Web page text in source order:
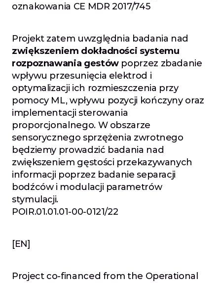
oznakowania CE MDR 2017/745
zwiększeniem dokładności systemu
rozpoznawania gestów poprzez zbadanie
wpływu przesunięcia elektrod i
optymalizacji ich rozmieszczenia przy
pomocy ML, wpływu pozycji kończyny oraz
implementacji sterowania
proporcjonalnego. W obszarze
sensorycznego sprzężenia zwrotnego
będziemy prowadzić badania nad
zwiększeniem gęstości przekazywanych
informacji poprzez badanie separacji
bodźców i modulacji parametrów
stymulacji.
POIR.01.01.01-00-0121/22
[EN]
Project co-financed from the Operational